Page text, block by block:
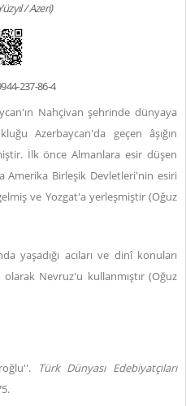
/ Azeri)
237-86-4
Nahçivan şehrinde dünyaya
Azerbaycan'da geçen âşığın
İlk önce Almanlara esir düşen
Amerika Birleşik Devletleri'nin esiri
ve Yozgat'a yerleşmiştir (Oğuz
yaşadığı acıları ve dinî konuları
Nevruz'u kullanmıştır (Oğuz
Türk Dünyası Edebiyatçıları